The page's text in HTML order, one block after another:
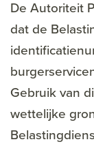
De Autoriteit
dat de
Gebruik van
wettelijke